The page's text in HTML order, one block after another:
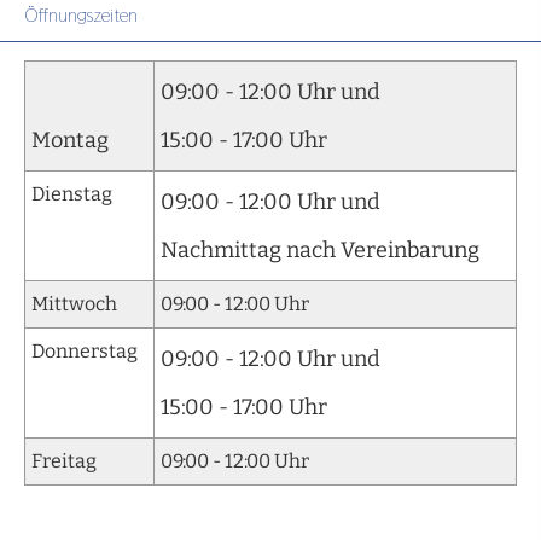
Öffnungszeiten
Montag
09:00 - 12:00 Uhr und
15:00 - 17:00 Uhr
Dienstag
09:00 - 12:00 Uhr und
Nachmittag nach Vereinbarung
Mittwoch 09:00 - 12:00 Uhr
Donnerstag
09:00 - 12:00 Uhr und
15:00 - 17:00 Uhr
Freitag 09:00 - 12:00 Uhr